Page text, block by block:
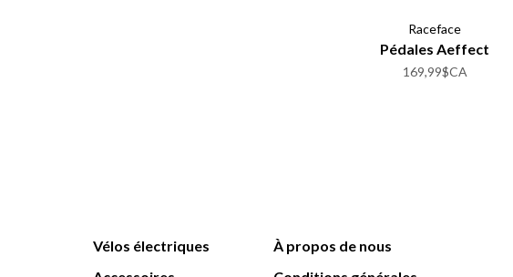
Raceface
Pédales Aeffect
169,99$CA
Vélos électriques
À propos de nous